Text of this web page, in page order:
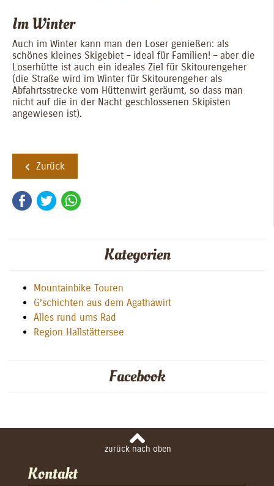
Im Winter
Auch im Winter kann man den Loser genießen: als
schönes kleines Skigebiet – ideal für Familien! – aber die
Loserhütte ist auch ein ideales Ziel für Skitourengeher
(die Straße wird im Winter für Skitourengeher als
Abfahrtsstrecke vom Hüttenwirt geräumt, so dass man
nicht auf die in der Nacht geschlossenen Skipisten
angewiesen ist).
Zurück
Facebook
Twitter
Kategorien
Mountainbike Touren
G’schichten aus dem Agathawirt
Alles rund ums Rad
Region Hallstättersee
Facebook
Kontakt